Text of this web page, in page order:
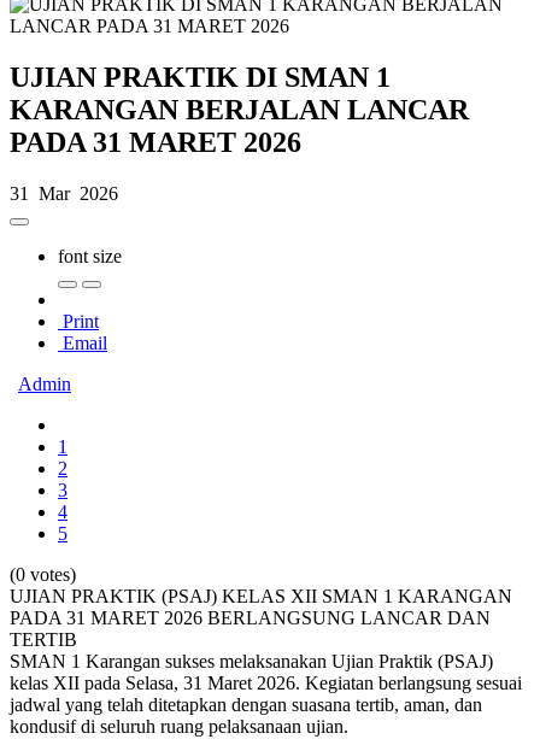
UJIAN PRAKTIK DI SMAN 1
KARANGAN BERJALAN LANCAR
PADA 31 MARET 2026
31 Mar 2026
font size
Print
Email
Admin
1
2
3
4
5
(0 votes)
UJIAN PRAKTIK (PSAJ) KELAS XII SMAN 1 KARANGAN
PADA 31 MARET 2026 BERLANGSUNG LANCAR DAN
TERTIB
SMAN 1 Karangan sukses melaksanakan Ujian Praktik (PSAJ)
kelas XII pada Selasa, 31 Maret 2026. Kegiatan berlangsung sesuai
jadwal yang telah ditetapkan dengan suasana tertib, aman, dan
kondusif di seluruh ruang pelaksanaan ujian.